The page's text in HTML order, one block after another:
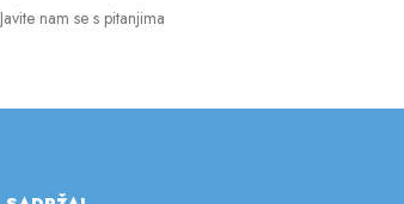
Javite nam se s pitanjima